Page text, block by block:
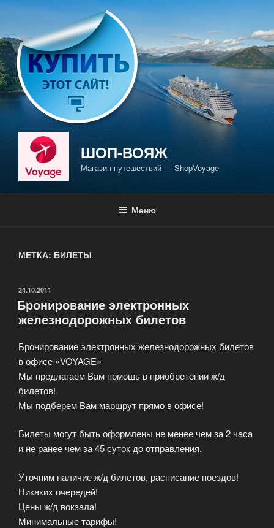
Перейти
содержимому
ШОП-ВОЯЖ
Магазин путешествий — ShopVoyage
Меню
МЕТКА: БИЛЕТЫ
ОПУБЛИКОВАНО
24.10.2011
Бронирование электронных
железнодорожных билетов
Бронирование электронных железнодорожных билетов
в офисе «VOYAGE»
Мы предлагаем Вам помощь в приобретении ж/д
билетов!
Мы подберем Вам маршрут прямо в офисе!
Билеты могут быть оформлены не менее чем за 2 часа
и не ранее чем за 45 суток до отправления.
Уточним наличие ж/д билетов, расписание поездов!
Никаких очередей!
Цены ж/д вокзала!
Минимальные тарифы!